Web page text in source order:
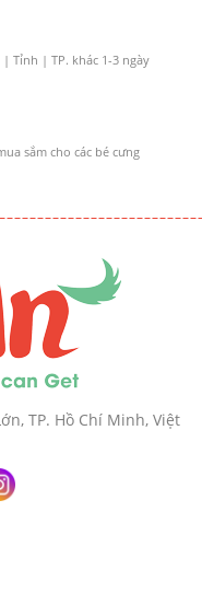
Tỉnh | TP. khác 1-3 ngày
sắm cho các bé cưng
TP. Hồ Chí Minh, Việt